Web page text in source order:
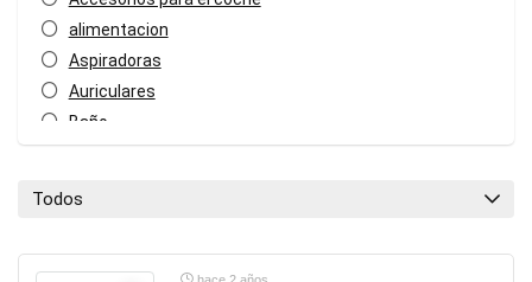
alimentacion
Aspiradoras
Auriculares
Baño
Bricolaje
Todos